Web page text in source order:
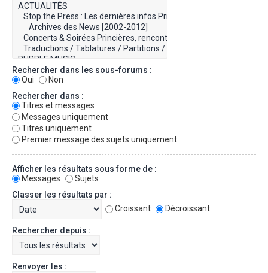
Rechercher dans les sous-forums :
Oui
Non
Rechercher dans :
Titres et messages
Messages uniquement
Titres uniquement
Premier message des sujets uniquement
Afficher les résultats sous forme de :
Messages
Sujets
Classer les résultats par :
Croissant
Décroissant
Rechercher depuis :
Renvoyer les :